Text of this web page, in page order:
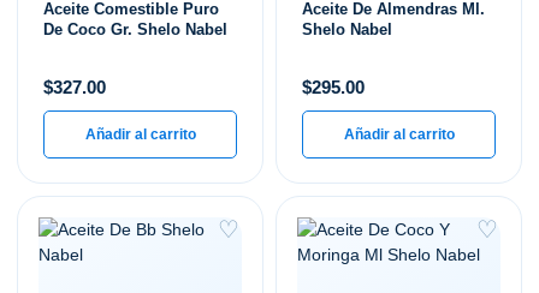
Aceite Comestible Puro
De Coco Gr. Shelo Nabel
$327.00
Añadir al carrito
Aceite De Almendras Ml.
Shelo Nabel
$295.00
Añadir al carrito
♡ ♡